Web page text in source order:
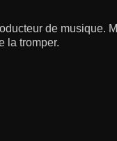
de musique.
la tromper.